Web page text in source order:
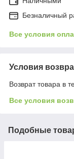
Безналичный
Все условия
Условия
Возврат товара в
Все условия
Подобные